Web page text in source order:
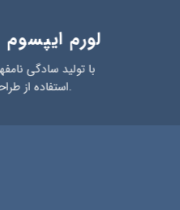
لورم
با تولید سادگی
استفاده از طراحان گرافیک است.